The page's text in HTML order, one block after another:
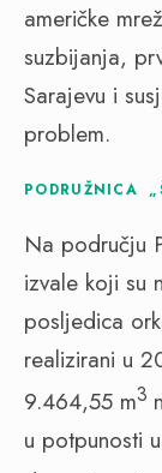
američke
suzbijanja,
Sarajevu i
problem.
PODRUŽNICA
Na području
izvale koji su
posljedica
realizirani u
9.464,55 m3
u potpunosti